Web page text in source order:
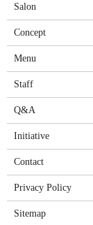
Salon
Concept
Menu
Staff
Q&A
Initiative
Contact
Privacy Policy
Sitemap